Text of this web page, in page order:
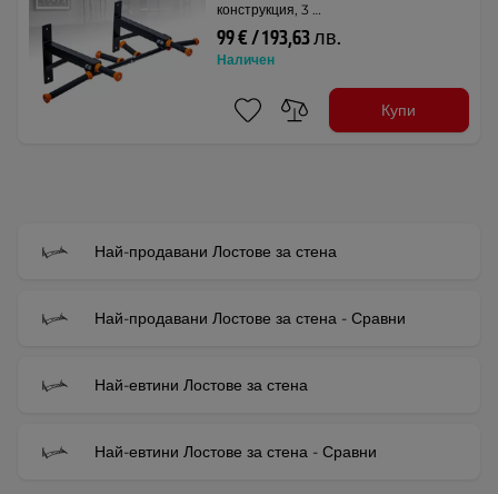
конструкция, 3 …
99 € / 193,63 лв.
Наличен
Купи
Най-продавани Лостове за стена
Най-продавани Лостове за стена - Сравни
Най-евтини Лостове за стена
Най-евтини Лостове за стена - Сравни